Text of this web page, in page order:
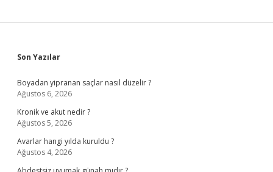
Sidebar
Son Yazılar
Boyadan yipranan saçlar nasıl düzelir ?
Ağustos 6, 2026
Kronik ve akut nedir ?
Ağustos 5, 2026
Avarlar hangi yılda kuruldu ?
Ağustos 4, 2026